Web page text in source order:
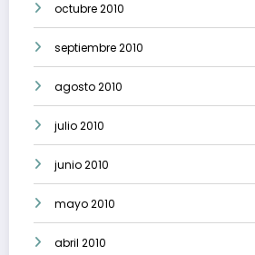
octubre 2010
septiembre 2010
agosto 2010
julio 2010
junio 2010
mayo 2010
abril 2010